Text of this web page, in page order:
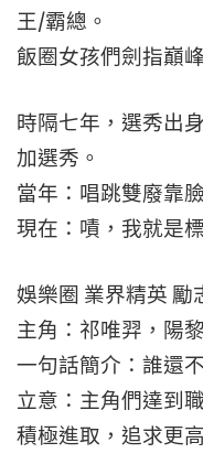
王/霸總。
飯圈女孩們劍指巔
時隔七年，選秀出
加選秀。
當年：唱跳雙廢靠
現在：嘖，我就是
娛樂圈 業界精英 勵
主角：祁唯羿，陽
一句話簡介：誰還
立意：主角們達到
積極進取，追求更